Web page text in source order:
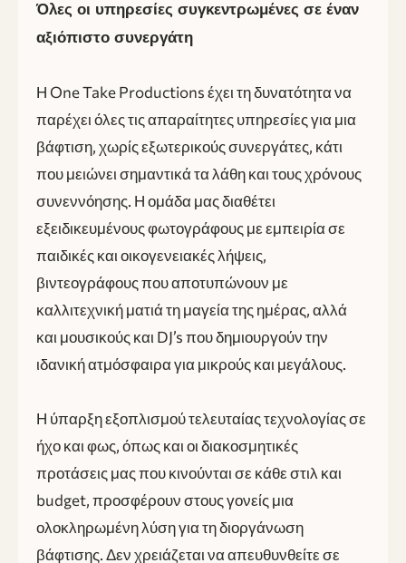
Όλες οι υπηρεσίες συγκεντρωμένες σε έναν
αξιόπιστο συνεργάτη
Η One Take Productions έχει τη δυνατότητα να
παρέχει όλες τις απαραίτητες υπηρεσίες για μια
βάφτιση, χωρίς εξωτερικούς συνεργάτες, κάτι
που μειώνει σημαντικά τα λάθη και τους χρόνους
συνεννόησης. Η ομάδα μας διαθέτει
εξειδικευμένους φωτογράφους με εμπειρία σε
παιδικές και οικογενειακές λήψεις,
βιντεογράφους που αποτυπώνουν με
καλλιτεχνική ματιά τη μαγεία της ημέρας, αλλά
και μουσικούς και DJ’s που δημιουργούν την
ιδανική ατμόσφαιρα για μικρούς και μεγάλους.
Η ύπαρξη εξοπλισμού τελευταίας τεχνολογίας σε
ήχο και φως, όπως και οι διακοσμητικές
προτάσεις μας που κινούνται σε κάθε στιλ και
budget, προσφέρουν στους γονείς μια
ολοκληρωμένη λύση για τη διοργάνωση
βάφτισης. Δεν χρειάζεται να απευθυνθείτε σε